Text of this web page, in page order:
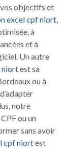
objectifs et
excel cpf niort
à
et à
Un autre
niortest sa
ou à
notre
ou un
sans avoir
cpf niortest